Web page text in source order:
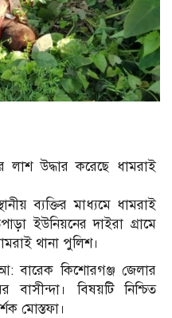
লাশ উদ্ধার করেছে ধামরাই
ব্যক্তির মাধ্যমে ধামরাই
ইউনিয়নের দাইরা গ্রামে
থানা পুলিশ।
আ: বারেক কিশোরগঞ্জ জেলার
বাসীন্দা। বিষয়টি নিশ্চিত
মোস্তফা।